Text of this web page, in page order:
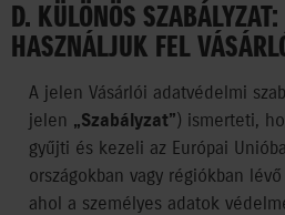
D. KÜLÖNÖS SZABÁLYZAT:
HASZNÁLJUK FEL
A jelen Vásárlói adatvédelmi
jelen „Szabályzat”) ismerteti,
gyűjti és kezeli az Európai
országokban vagy régiókban
ahol a személyes adatok